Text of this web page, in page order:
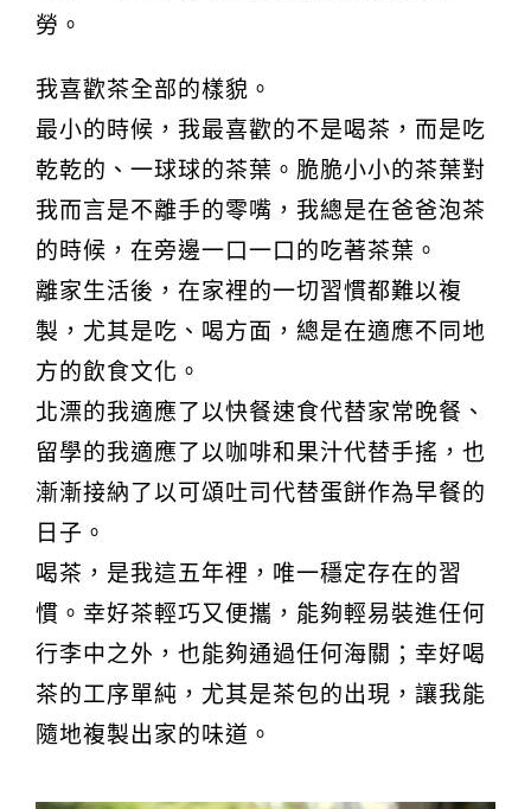
勞。
我喜歡茶全部的樣貌。
最小的時候，我最喜歡的不是喝茶，而是吃
乾乾的、一球球的茶葉。脆脆小小的茶葉對
我而言是不離手的零嘴，我總是在爸爸泡茶
的時候，在旁邊一口一口的吃著茶葉。
離家生活後，在家裡的一切習慣都難以複
製，尤其是吃、喝方面，總是在適應不同地
方的飲食文化。
北漂的我適應了以快餐速食代替家常晚餐、
留學的我適應了以咖啡和果汁代替手搖，也
漸漸接納了以可頌吐司代替蛋餅作為早餐的
日子。
喝茶，是我這五年裡，唯一穩定存在的習
慣。幸好茶輕巧又便攜，能夠輕易裝進任何
行李中之外，也能夠通過任何海關；幸好喝
茶的工序單純，尤其是茶包的出現，讓我能
隨地複製出家的味道。